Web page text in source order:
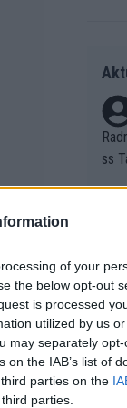
of your
the below opt-out
is processed
utilized by us
may separately
the IAB’s list of
parties on the
parties.
ss
as
et.
Auf
V?